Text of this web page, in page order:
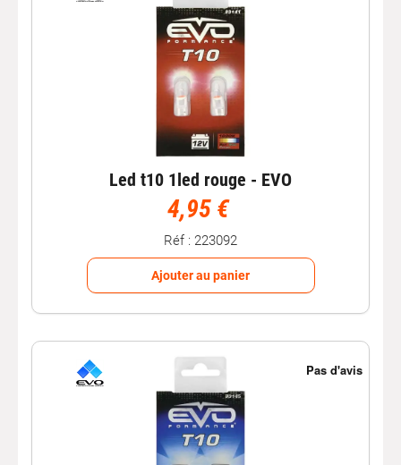
Led t10 1led rouge - EVO
4,95 €
Réf : 223092
Ajouter au panier